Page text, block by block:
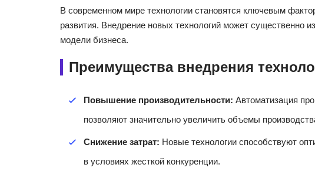
В современном мире технологии становятся ключевым
развития. Внедрение новых технологий может существенно
модели бизнеса.
Преимущества внедрения
Повышение производительности: Автоматизация
позволяют значительно увеличить объемы
Снижение затрат: Новые технологии способствуют
в условиях жесткой конкуренции.